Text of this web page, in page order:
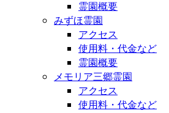
霊園概要
みずほ霊園
アクセス
使用料・代金など
霊園概要
メモリア三郷霊園
アクセス
使用料・代金など